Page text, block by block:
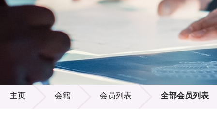
组织架
董事局
研究顾
招标通
供应商
重点项
资助计
税务优
申请
评审
征求研
项目资
新闻中
媒体报
新闻稿
资讯中
多媒体
会员登
会籍
主页 会籍 会员列表 全部会员列表